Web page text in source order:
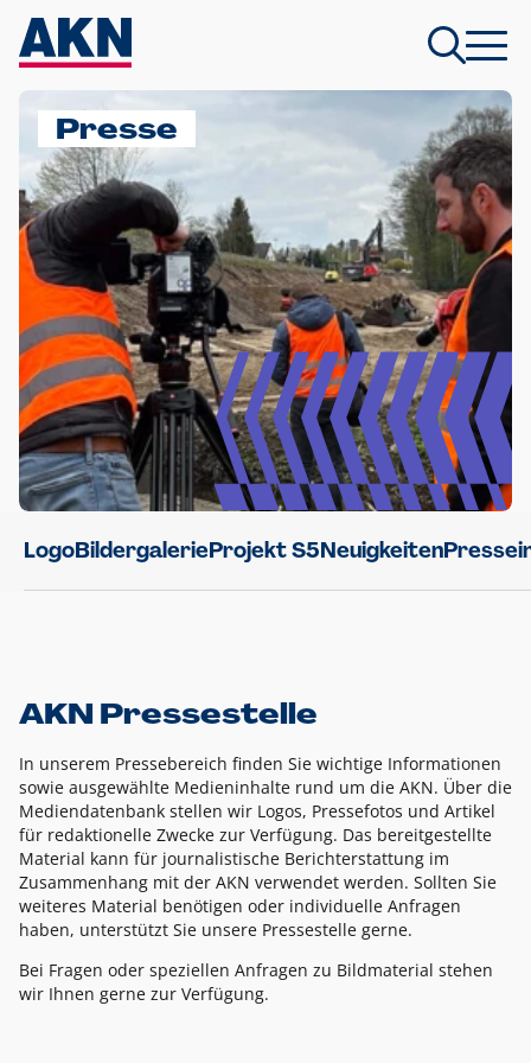
Presse
LogoBildergalerieProjekt S5Neuigkeiten
AKN Pressestelle
In unserem Pressebereich finden Sie wichtige Informationen
sowie ausgewählte Medieninhalte rund um die AKN. Über die
Mediendatenbank stellen wir Logos, Pressefotos und Artikel
für redaktionelle Zwecke zur Verfügung. Das bereitgestellte
Material kann für journalistische Berichterstattung im
Zusammenhang mit der AKN verwendet werden. Sollten Sie
weiteres Material benötigen oder individuelle Anfragen
haben, unterstützt Sie unsere Pressestelle gerne.
Bei Fragen oder speziellen Anfragen zu Bildmaterial stehen
wir Ihnen gerne zur Verfügung.